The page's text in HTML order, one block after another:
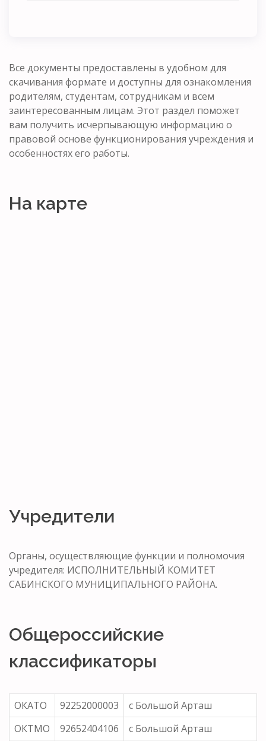
Все документы предоставлены в удобном для
скачивания формате и доступны для ознакомления
родителям, студентам, сотрудникам и всем
заинтересованным лицам. Этот раздел поможет
вам получить исчерпывающую информацию о
правовой основе функционирования учреждения и
особенностях его работы.
На карте
Учредители
Органы, осуществляющие функции и полномочия
учредителя: ИСПОЛНИТЕЛЬНЫЙ КОМИТЕТ
САБИНСКОГО МУНИЦИПАЛЬНОГО РАЙОНА.
Общероссийские
классификаторы
ОКАТО 92252000003
с Большой Арташ
ОКТМО
92652404106
с Большой Арташ